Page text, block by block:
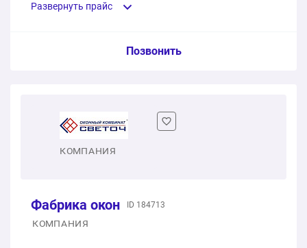
Развернуть прайс
Услуга из прайс-листа / Ед. изм. / Цена
от 2 450 ₽
Двухстворчатое пластиковое окно
Трехстворчатое пластиковое окно
Позвонить
КОМПАНИЯ
Фабрика окон
ID 184713
КОМПАНИЯ